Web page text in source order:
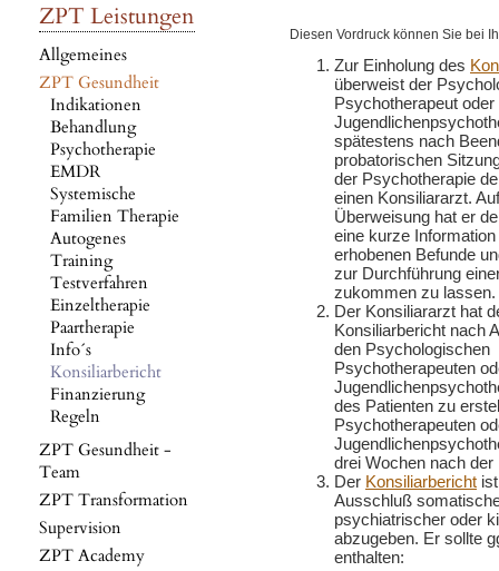
ZPT Leistungen
Allgemeines
ZPT Gesundheit
Indikationen
Behandlung
Psychotherapie
EMDR
Systemische
Familien Therapie
Autogenes
Training
Testverfahren
Einzeltherapie
Paartherapie
Info´s
Konsiliarbericht
Finanzierung
Regeln
ZPT Gesundheit -
Team
ZPT Transformation
Supervision
ZPT Academy
Diesen Vordruck können Sie bei
Zur Einholung des
überweist der
Psychotherapeut oder
spätestens nach
probatorischen
der Psychotherapie
einen Konsiliararzt.
Überweisung hat er
eine kurze
erhobenen Befunde
zur Durchführung
zukommen zu lassen.
Der Konsiliararzt hat
Konsiliarbericht nach
den Psychologischen
Psychotherapeuten
des Patienten zu
Psychotherapeuten
drei Wochen nach
Der Konsiliarbericht
Ausschluß
psychiatrischer oder
abzugeben. Er sollte
enthalten: